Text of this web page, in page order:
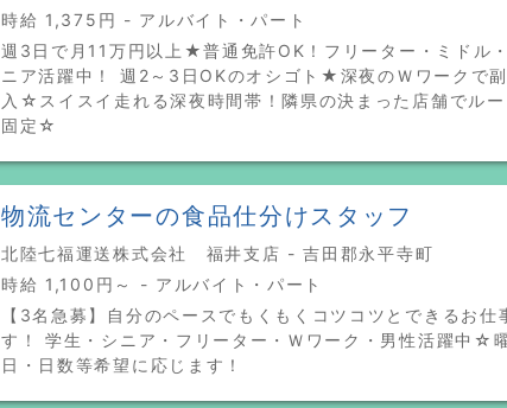
時給 1,375円 - アルバイト・パート
週3日で月11万円以上★普通免許OK！フリーター・ミドル
ニア活躍中！ 週2～3日OKのオシゴト★深夜のＷワークで副
入☆スイスイ走れる深夜時間帯！隣県の決まった店舗でルー
固定☆
物流センターの食品仕分けスタッフ
北陸七福運送株式会社 福井支店 - 吉田郡永平寺町
時給 1,100円～ - アルバイト・パート
【3名急募】自分のペースでもくもくコツコツとできるお仕
す！ 学生・シニア・フリーター・Ｗワーク・男性活躍中☆
日・日数等希望に応じます！